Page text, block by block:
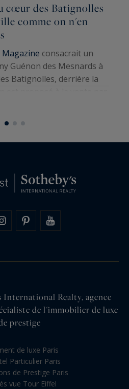
cœur des Batignolles
comme on n'en
Magazine consacrait un
Guénon des Mesnards à
Batignolles, derrière la
International Realty
International Realty, agence
de l'immobilier de luxe
prestige
de luxe Paris
Particulier Paris
de Prestige Paris
vue Tour Eiffel